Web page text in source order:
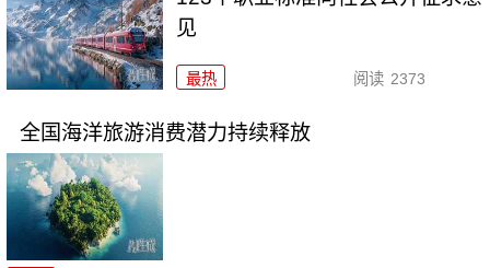
见
最热 阅读 2373
全国海洋旅游消费潜力持续释放